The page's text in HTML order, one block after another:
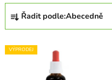
Ř
z
e
n
Řadit podle:Abecedně
V
ý
VÝPRODEJ